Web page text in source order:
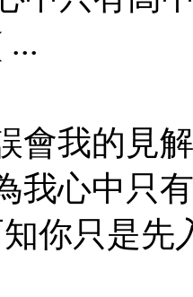
...
會我的見
我心中只
你只是